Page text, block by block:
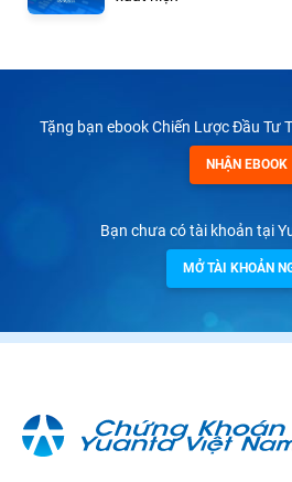
Tặng bạn ebook Chiến Lược Đầu Tư
NHẬN EBOOK
Bạn chưa có tài khoản tại
MỞ TÀI KHOẢN